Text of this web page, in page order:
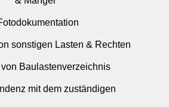
sonstigen Lasten & Rechten
Baulastenverzeichnis
mit dem zuständigen